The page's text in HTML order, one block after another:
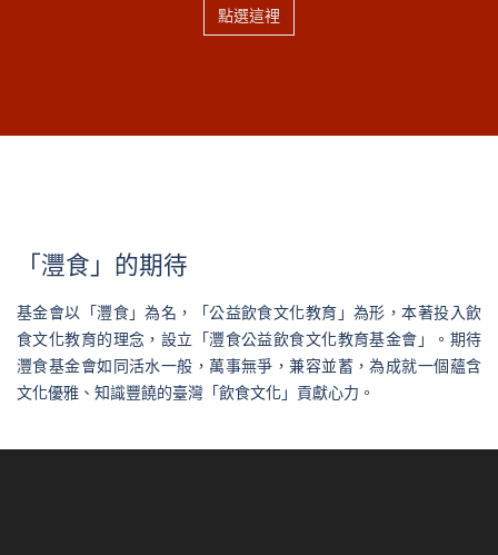
點選這裡
「灃食」的期待
基金會以「灃食」為名，「公益飲食文化教育」為形，本著投入飲
食文化教育的理念，設立「灃食公益飲食文化教育基金會」。期待
灃食基金會如同活水一般，萬事無爭，兼容並蓄，為成就一個蘊含
文化優雅、知識豐饒的臺灣「飲食文化」貢獻心力。